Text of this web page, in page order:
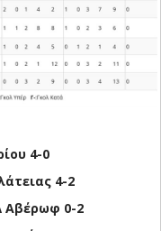
4-0
4-2
Αβέρωφ 0-2